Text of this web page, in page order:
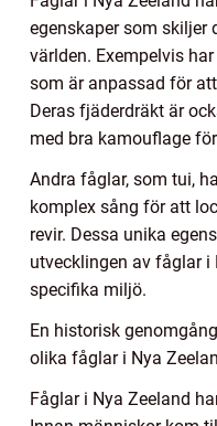
egenskaper som skiljer
världen. Exempelvis
som är anpassad för
Deras fjäderdräkt är
med bra kamouflage
Andra fåglar, som tui,
komplex sång för att
revir. Dessa unika
utvecklingen av fåglar i
specifika miljö.
En historisk
olika fåglar i Nya
Fåglar i Nya Zeeland